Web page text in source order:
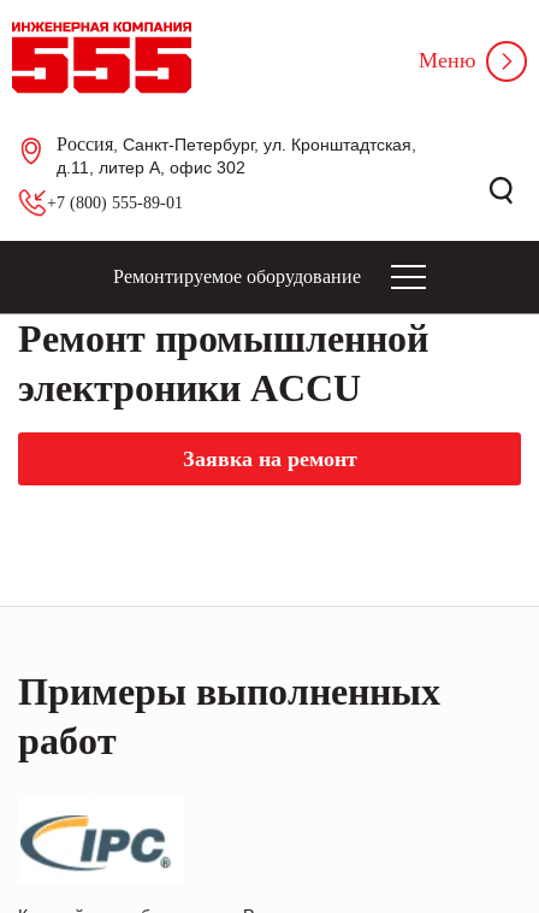
Россия , Санкт-Петербург, ул. Кронштадтская,
д.11, литер А, офис 302
+7 (800) 555-89-01
Меню
Ремонтируемое оборудование
Ремонт промышленной
электроники ACCU
Заявка на ремонт
Примеры выполненных
работ